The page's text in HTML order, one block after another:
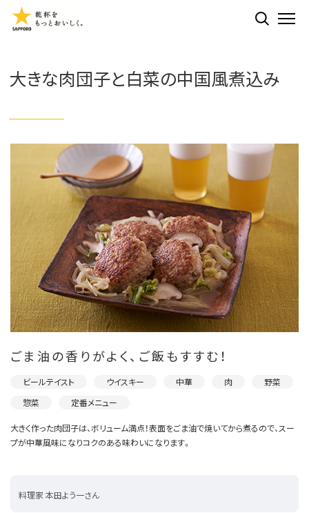
検索する
大きな肉団子と白菜の中国風煮込み
ごま油の香りがよく、ご飯もすすむ！
ビールテイスト ウイスキー 中華 肉
野菜
惣菜
定番メニュー
大きく作った肉団子は、ボリューム満点！表面をごま油で焼いてから煮るので、スー
プが中華風味になりコクのある味わいになります。
料理家 本田よう一さん